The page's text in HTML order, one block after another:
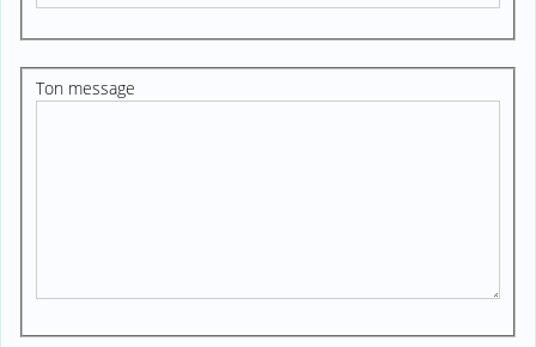
Ton message